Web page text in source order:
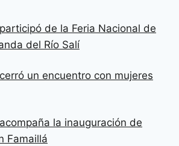
de la Feria Nacional de
del Río Salí
un encuentro con mujeres
la inauguración de
Famaillá